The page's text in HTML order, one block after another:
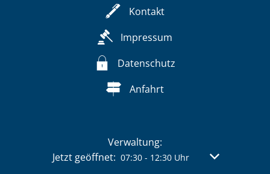
Kontakt
Impressum
Datenschutz
Anfahrt
Verwaltung:
Klicken, um weitere Öffnungs- oder
Jetzt geöffnet: 07:30- 12:30Uhr Von 07:30